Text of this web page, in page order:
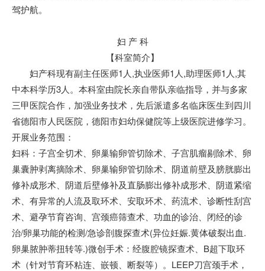
驾护航。
妇 产 科
【科室简介】
妇产科现有副主任医师1人,执业医师1人,助理医师1人,其
中本科学历3人。本科室由院长亲自带队亲临指导，并与多家
三甲医院合作，加强业务技术，先后派遣多名临床医生到四川
省德阳市人民医院，德阳市妇幼保健院等上级医院进修学习。
开展业务范围：
妇科：子宫全切术、卵巢输卵管切除术、子宫肌瘤剔除术、卵
巢囊肿剥离摘除术、卵巢输卵管切除术、阴道前壁及膀胱膨出
修补成形术、阴道后壁修补及直肠膨出修补成形术、阴道紧缩
术、有异常的人流及取环术、安取环术、药流术、诊断性刮宫
术、避孕节育咨询、宫颈癌筛查术、功血的诊治、闭经的诊
治/卵巢功能的检测/急诊剖腹探查术(异位妊娠.黄体破裂出血.
卵巢脓肿蒂扭转等.)微创手术：经腹腔镜探查术、B超下取环
术（针对节育环粘连、嵌顿、断裂等）。LEEP刀宫颈手术，